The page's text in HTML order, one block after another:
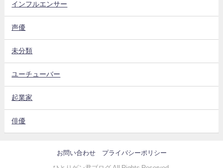
インフルエンサー
声優
未分類
ユーチューバー
起業家
俳優
お問い合わせ プライバシーポリシー